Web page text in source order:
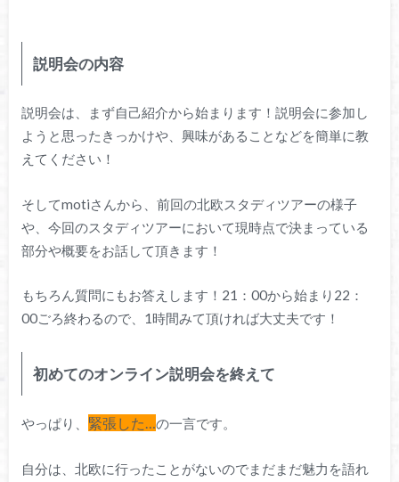
説明会の内容
説明会は、まず自己紹介から始まります！説明会に参加し
ようと思ったきっかけや、興味があることなどを簡単に教
えてください！
そしてmotiさんから、前回の北欧スタディツアーの様子
や、今回のスタディツアーにおいて現時点で決まっている
部分や概要をお話して頂きます！
もちろん質問にもお答えします！21：00から始まり22：
00ごろ終わるので、1時間みて頂ければ大丈夫です！
初めてのオンライン説明会を終えて
やっぱり、 緊張した…の一言です。
自分は、北欧に行ったことがないのでまだまだ魅力を語れ